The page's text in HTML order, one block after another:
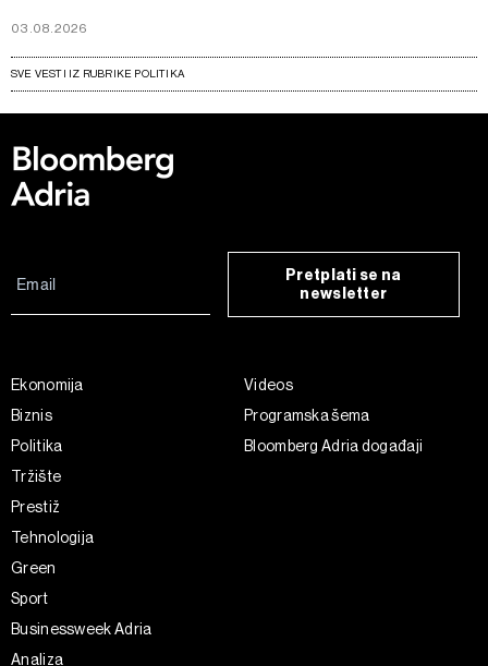
03.08.2026
SVE VESTI IZ RUBRIKE POLITIKA
Pretplati se na
newsletter
Ekonomija
Biznis
Politika
Tržište
Prestiž
Tehnologija
Green
Sport
Businessweek Adria
Analiza
Videos
Programska šema
Bloomberg Adria događaji